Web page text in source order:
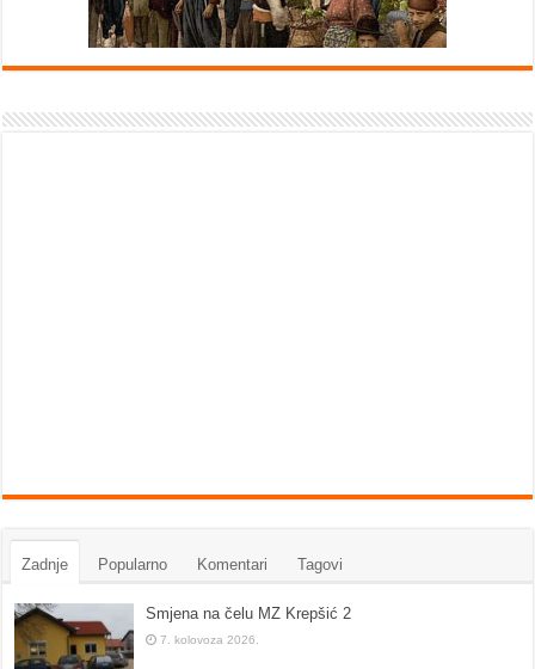
Zadnje Popularno Komentari Tagovi
Smjena na čelu MZ Krepšić 2
7. kolovoza 2026.